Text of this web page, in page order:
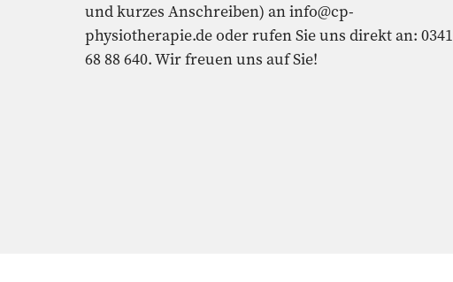
und kurzes Anschreiben) an info@cp-
physiotherapie.de oder rufen Sie uns direkt an: 0341
68 88 640. Wir freuen uns auf Sie!